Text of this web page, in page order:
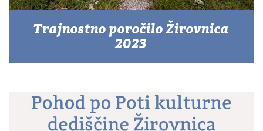
Trajnostno poročilo Žirovnica
2023